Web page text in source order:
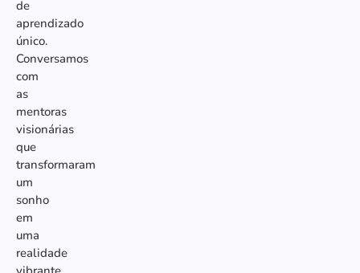
de
aprendizado
único.
Conversamos
com
as
mentoras
visionárias
que
transformaram
um
sonho
em
uma
realidade